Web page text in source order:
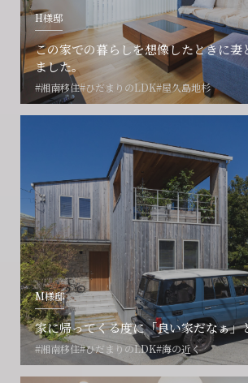
H様邸
この家での暮らしを想像したときに妻
ました。
#湘南移住#ひだまりのLDK#屋久島地杉
M様邸
家に帰ってくる度に「良い家だなぁ」
#湘南移住#ひだまりのLDK#海の近く